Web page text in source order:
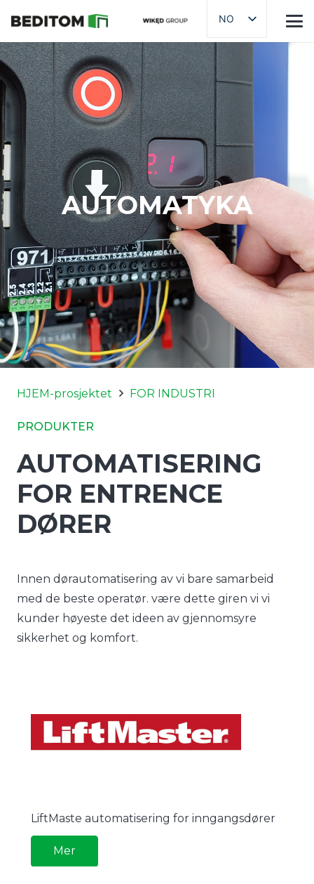
NO
AUTOMATYKA
HJEM-prosjektet FOR INDUSTRI
PRODUKTER
AUTOMATISERING
FOR ENTRENCE
DØRER
Innen dørautomatisering av vi bare samarbeid
med de beste operatør. være dette giren vi vi
kunder høyeste det ideen av gjennomsyre
sikkerhet og komfort.
LiftMaste automatisering for inngangsdører
Mer